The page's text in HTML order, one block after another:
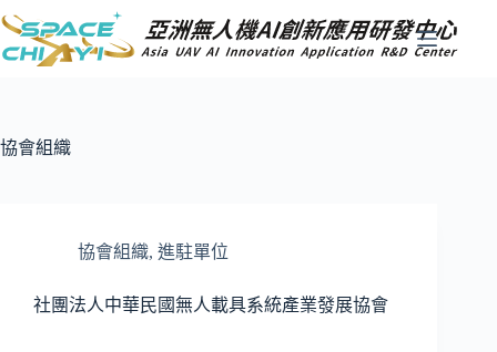
跳
主
容
協會組織
協會組織, 進駐單位
社團法人中華民國無人載具系統產業發展協會